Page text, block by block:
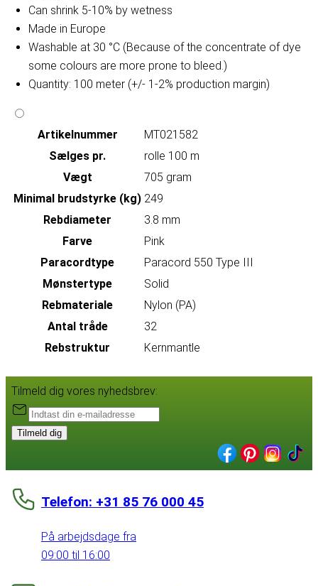
Can shrink 5-10% by wetness
Made in Europe
Washable at 30 °C (Because of the concentrate of dye
some colours are more prone to bleed.)
Quantity: 100 meter (+/- 1-2% production margin)
Artikelnummer
MT021582
Sælges pr.
rolle 100 m
Vægt
705 gram
Minimal brudstyrke (kg) 249
Rebdiameter
3.8 mm
Farve
Pink
Paracordtype
Paracord 550 Type III
Mønstertype
Solid
Rebmateriale
Nylon (PA)
Antal tråde
32
Rebstruktur
Kernmantle
Tilmeld dig vores nyhedsbrev:
Tilmeld dig
Telefon: +31 85 76 000 45
På arbejdsdage fra
09:00 til 16:00